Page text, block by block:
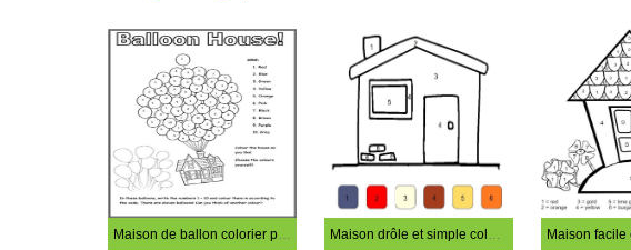
Maison de ballon colorier par numéro Maison drôle et simple coloriage magique